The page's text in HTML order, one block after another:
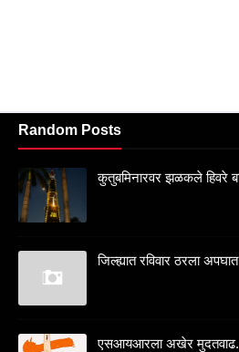
Random Posts
कुतुबमिनारवर झळकले हिवरे
जिल्ह्यात रविवार ठरला
एसआयआरला अखेर